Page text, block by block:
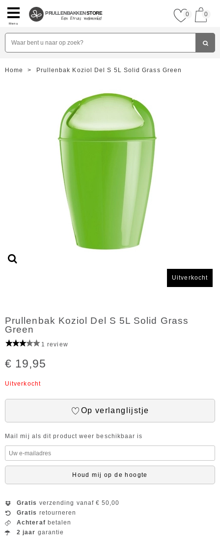
Menu
PRULLENBAKKENSTORE 0 0
Home > Prullenbak Koziol Del S 5L Solid Grass Green
Uitverkocht
Prullenbak Koziol Del S 5L Solid Grass
Green
1 review
€ 19,95
Uitverkocht
Op verlanglijstje
Mail mij als dit product weer beschikbaar is
Houd mij op de hoogte
Gratis verzending vanaf € 50,00
Gratis retourneren
Achteraf betalen
2 jaar garantie